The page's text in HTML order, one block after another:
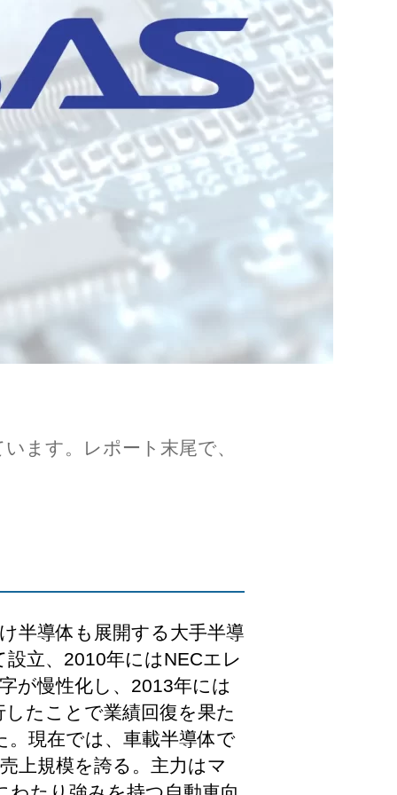
います。レポート末尾で、
半導体も展開する大手半導
立、2010年にはNECエレ
が慢性化し、2013年には
たことで業績回復を果た
。現在では、車載半導体で
上規模を誇る。主力はマ